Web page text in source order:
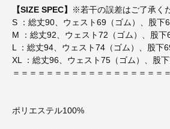
【SIZE SPEC】
※若干の誤差はご了承く
S ：総丈90、ウェスト69（ゴム）、股下
M ：総丈92、ウェスト72（ゴム）、股下
L ：総丈94、ウェスト74（ゴム）、股下
XL ：総丈96、ウェスト75（ゴム）、股下
＝＝＝＝＝＝＝＝＝＝＝＝＝＝＝＝＝＝
ポリエステル100%